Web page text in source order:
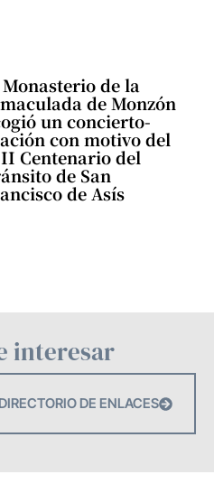
de la
de Monzón
un concierto-
con motivo del
Centenario del
de San
de Asís
interesar
DE ENLACES